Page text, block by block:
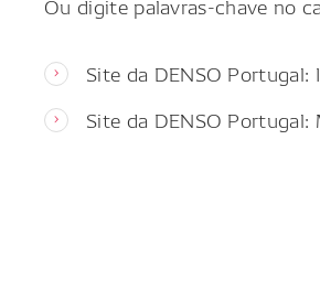
Site da DENSO Portugal:
Site da DENSO Portugal: